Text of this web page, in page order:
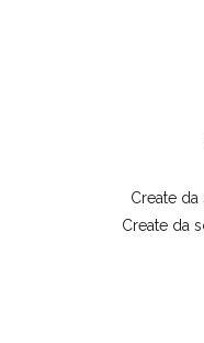
Create
Create da